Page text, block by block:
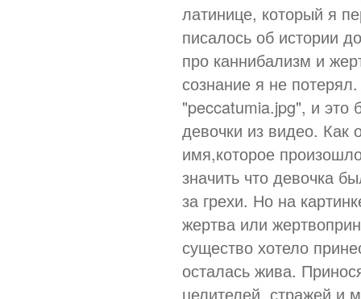
латинице, который я
писалось об истории
про каннибализм и
сознание я не
"peccatumia.jpg", и это
девочки из видео. Как
имя,которое
значить что девочка
за грехи. Но на
жертва или
существо хотело
осталась жива.
целителей, стражей и